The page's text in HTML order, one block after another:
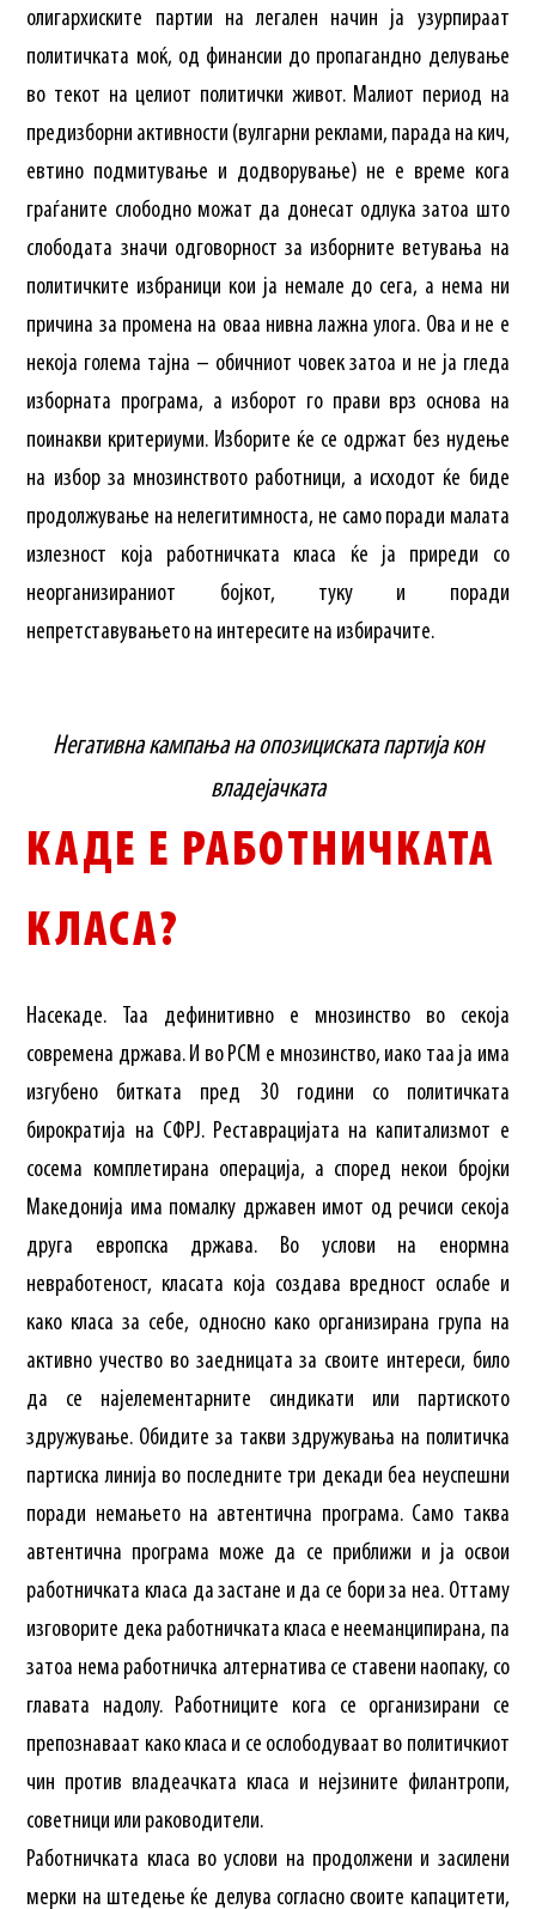
олигархиските партии на легален начин ја узурпираат
политичката моќ, од финансии до пропагандно делување
во текот на целиот политички живот. Малиот период на
предизборни активности (вулгарни реклами, парада на кич,
евтино подмитување и додворување) не е време кога
граѓаните слободно можат да донесат одлука затоа што
слободата значи одговорност за изборните ветувања на
политичките избраници кои ја немале до сега, а нема ни
причина за промена на оваа нивна лажна улога. Ова и не е
некоја голема тајна – обичниот човек затоа и не ја гледа
изборната програма, а изборот го прави врз основа на
поинакви критериуми. Изборите ќе се одржат без нудење
на избор за мнозинството работници, а исходот ќе биде
продолжување на нелегитимноста, не само поради малата
излезност која работничката класа ќе ја приреди со
неорганизираниот бојкот, туку и поради
непретставувањето на интересите на избирачите.
Негативна кампања на опозициската партија кон
владејачката
КАДЕ Е РАБОТНИЧКАТА
КЛАСА?
Насекаде. Таа дефинитивно е мнозинство во секоја
современа држава. И во РСМ е мнозинство, иако таа ја има
изгубено битката пред 30 години со политичката
бирократија на СФРЈ. Реставрацијата на капитализмот е
сосема комплетирана операција, а според некои бројки
Македонија има помалку државен имот од речиси секоја
друга европска држава. Во услови на енормна
невработеност, класата која создава вредност ослабе и
како класа за себе, односно како организирана група на
активно учество во заедницата за своите интереси, било
да се најелементарните синдикати или партиското
здружување. Обидите за такви здружувања на политичка
партиска линија во последните три декади беа неуспешни
поради немањето на автентична програма. Само таква
автентична програма може да се приближи и ја освои
работничката класа да застане и да се бори за неа. Оттаму
изговорите дека работничката класа е нееманципирана, па
затоа нема работничка алтернатива се ставени наопаку, со
главата надолу. Работниците кога се организирани се
препознаваат како класа и се ослободуваат во политичкиот
чин против владеачката класа и нејзините филантропи,
советници или раководители.
Работничката класа во услови на продолжени и засилени
мерки на штедење ќе делува согласно своите капацитети,